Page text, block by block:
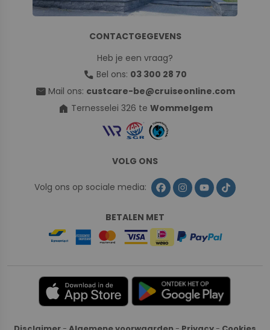
CONTACTGEGEVENS
Heb je een vraag?
call Bel ons: 03 300 28 70
mail Mail ons: custcare-be@cruiseonline.com
home Ternesselei 326 te Wommelgem
VOLG ONS
Volg ons op sociale media:
BETALEN MET